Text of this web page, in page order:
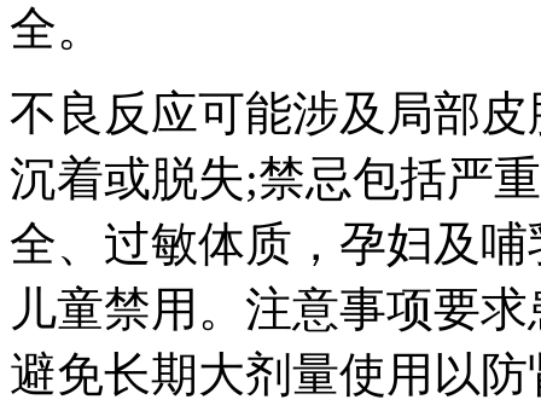
全。
不良反应可能涉及局部
沉着或脱失;禁忌包括严
全、过敏体质，孕妇及
儿童禁用。注意事项要
避免长期大剂量使用以